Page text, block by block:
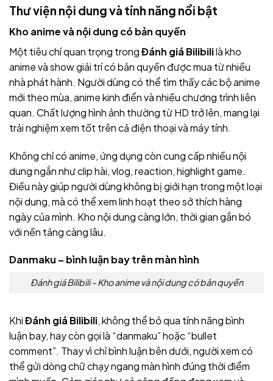
Thư viện nội dung và tính năng nổi bật
Kho anime và nội dung có bản quyền
Một tiêu chí quan trọng trongĐánh giá Bilibililà kho
anime và show giải trí có bản quyền được mua từ nhiều
nhà phát hành. Người dùng có thể tìm thấy các bộ anime
mới theo mùa, anime kinh điển và nhiều chương trình liên
quan. Chất lượng hình ảnh thường từ HD trở lên, mang lại
trải nghiệm xem tốt trên cả điện thoại và máy tính.
Không chỉ có anime, ứng dụng còn cung cấp nhiều nội
dung ngắn như clip hài, vlog, reaction, highlight game.
Điều này giúp người dùng không bị giới hạn trong một loại
nội dung, mà có thể xem linh hoạt theo sở thích hàng
ngày của mình. Kho nội dung càng lớn, thời gian gắn bó
với nền tảng càng lâu.
Danmaku – bình luận bay trên màn hình
Đánh giá Bilibili – Kho anime và nội dung có bản quyền
KhiĐánh giá Bilibili, không thể bỏ qua tính năng bình
luận bay, hay còn gọi là “danmaku” hoặc “bullet
comment”. Thay vì chỉ bình luận bên dưới, người xem có
thể gửi dòng chữ chạy ngang màn hình đúng thời điểm